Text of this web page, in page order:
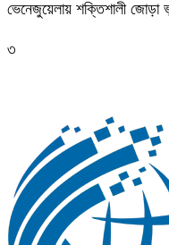
ভেনেজুয়েলায় শক্তিশালী জোড়া
৩